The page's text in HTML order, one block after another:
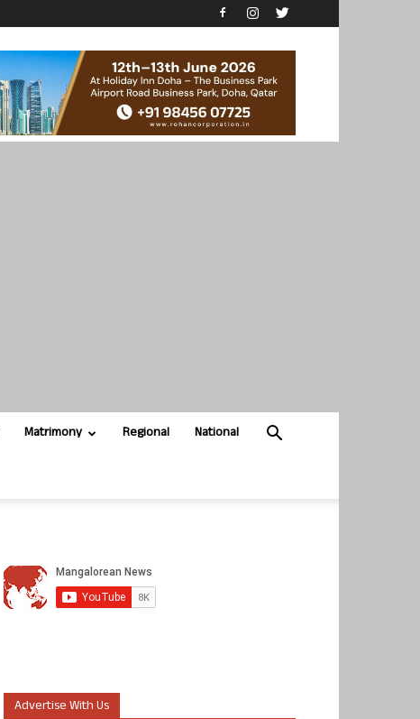
Matrimony Regional National
Advertise With Us